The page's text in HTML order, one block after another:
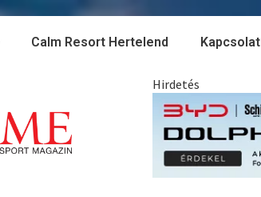
Calm Resort Hertelend Kapcsolat
Hirdetés